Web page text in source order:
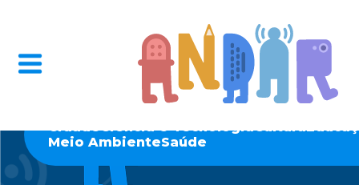
CidadeCiência e TecnologiaCultura
Meio AmbienteSaúde